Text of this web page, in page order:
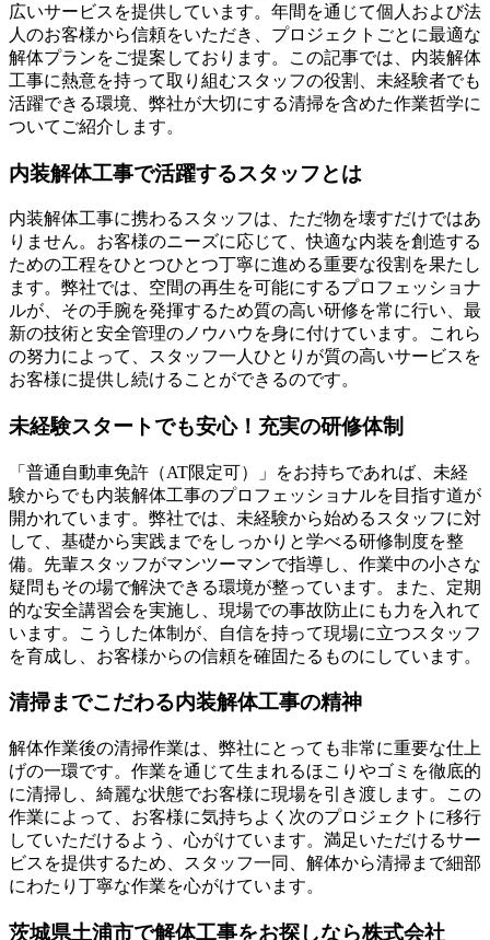
広いサービスを提供しています。年間を通じて個人および法
人のお客様から信頼をいただき、プロジェクトごとに最適な
解体プランをご提案しております。この記事では、内装解体
工事に熱意を持って取り組むスタッフの役割、未経験者でも
活躍できる環境、弊社が大切にする清掃を含めた作業哲学に
ついてご紹介します。
内装解体工事で活躍するスタッフとは
内装解体工事に携わるスタッフは、ただ物を壊すだけではあ
りません。お客様のニーズに応じて、快適な内装を創造する
ための工程をひとつひとつ丁寧に進める重要な役割を果たし
ます。弊社では、空間の再生を可能にするプロフェッショナ
ルが、その手腕を発揮するため質の高い研修を常に行い、最
新の技術と安全管理のノウハウを身に付けています。これら
の努力によって、スタッフ一人ひとりが質の高いサービスを
お客様に提供し続けることができるのです。
未経験スタートでも安心！充実の研修体制
「普通自動車免許（AT限定可）」をお持ちであれば、未経
験からでも内装解体工事のプロフェッショナルを目指す道が
開かれています。弊社では、未経験から始めるスタッフに対
して、基礎から実践までをしっかりと学べる研修制度を整
備。先輩スタッフがマンツーマンで指導し、作業中の小さな
疑問もその場で解決できる環境が整っています。また、定期
的な安全講習会を実施し、現場での事故防止にも力を入れて
います。こうした体制が、自信を持って現場に立つスタッフ
を育成し、お客様からの信頼を確固たるものにしています。
清掃までこだわる内装解体工事の精神
解体作業後の清掃作業は、弊社にとっても非常に重要な仕上
げの一環です。作業を通じて生まれるほこりやゴミを徹底的
に清掃し、綺麗な状態でお客様に現場を引き渡します。この
作業によって、お客様に気持ちよく次のプロジェクトに移行
していただけるよう、心がけています。満足いただけるサー
ビスを提供するため、スタッフ一同、解体から清掃まで細部
にわたり丁寧な作業を心がけています。
茨城県土浦市で解体工事をお探しなら株式会社